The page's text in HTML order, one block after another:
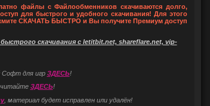
файлы с Файлообменников скачиваются долго,
для быстрого и удобного скачивания! Для этого
СКАЧАТЬ БЫСТРО и Вы получите Премиум доступ
скачивания с letitbit.net, shareflare.net, vip-
Софт для игр ЗДЕСЬ!
читайте ЗДЕСЬ!
, материал будет исправлен или удалён!